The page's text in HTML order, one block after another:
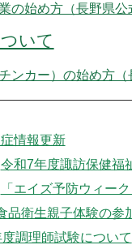
の始め方（長野県
いて
ンカー）の始め方
情報更新
令和7年度諏訪保健福
「エイズ予防ウィー
品衛生親子体験の参
調理師試験について